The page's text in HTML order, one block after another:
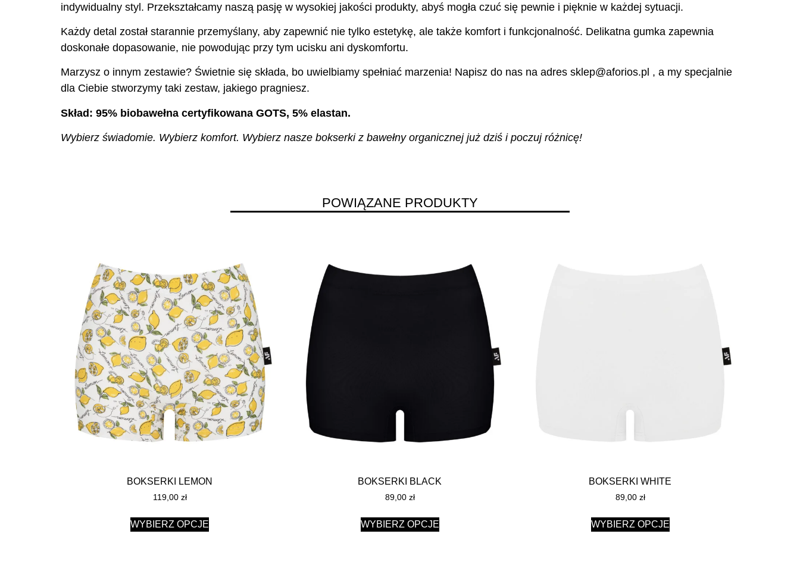
indywidualny styl. Przekształcamy naszą pasję w wysokiej jakości produkty, abyś mogła czuć się pewnie i pięknie w każdej sytuacji.
Każdy detal został starannie przemyślany, aby zapewnić nie tylko estetykę, ale także komfort i funkcjonalność. Delikatna gumka zapewnia
doskonałe dopasowanie, nie powodując przy tym ucisku ani dyskomfortu.
Marzysz o innym zestawie? Świetnie się składa, bo uwielbiamy spełniać marzenia! Napisz do nas na adres sklep@aforios.pl , a my specjalnie
dla Ciebie stworzymy taki zestaw, jakiego pragniesz.
Skład: 95% biobawełna certyfikowana GOTS, 5% elastan.
Wybierz świadomie. Wybierz komfort. Wybierz nasze bokserki z bawełny organicznej już dziś i poczuj różnicę!
POWIĄZANE PRODUKTY
BOKSERKI LEMON
119,00 zł
WYBIERZ OPCJE
BOKSERKI BLACK
89,00 zł
WYBIERZ OPCJE
BOKSERKI WHITE
89,00 zł
WYBIERZ OPCJE